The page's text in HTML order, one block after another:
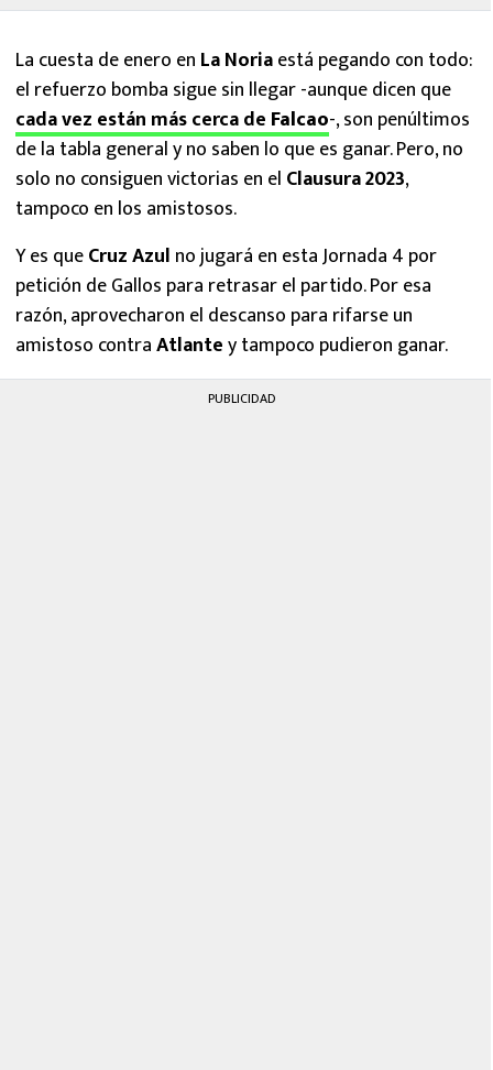
La cuesta de enero en La Noriaestá pegando con todo:
el refuerzo bomba sigue sin llegar -aunque dicen que
cada vez están más cerca de Falcao-, son penúltimos
de la tabla general y no saben lo que es ganar. Pero, no
solo no consiguen victorias en el Clausura 2023,
tampoco en los amistosos.
Y es queCruz Azul no jugará en esta Jornada 4 por
petición de Gallos para retrasar el partido. Por esa
razón, aprovecharon el descanso para rifarse un
amistoso contraAtlantey tampoco pudieron ganar.
PUBLICIDAD